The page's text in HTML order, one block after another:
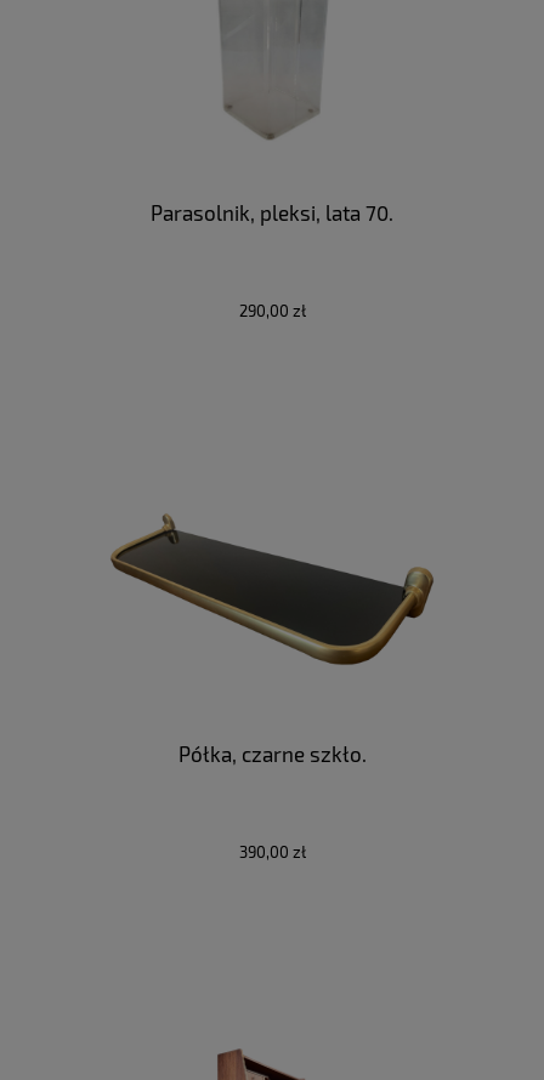
Parasolnik, pleksi, lata 70.
290,00 zł
Półka, czarne szkło.
390,00 zł